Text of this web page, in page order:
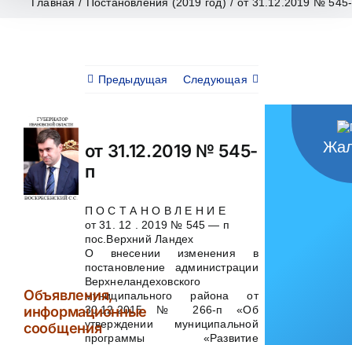
Предыдущая Следующая
от 31.12.2019 № 545-
п
П О С Т А Н О В Л Е Н И Е
от 31. 12 . 2019 № 545 — п
пос.Верхний Ландех
О внесении изменения в
постановление администрации
Верхнеландеховского
муниципального района от
30.12.2015 № 266-п «Об
утверждении муниципальной
программы «Развитие
Объявления,
информационные
сообщения